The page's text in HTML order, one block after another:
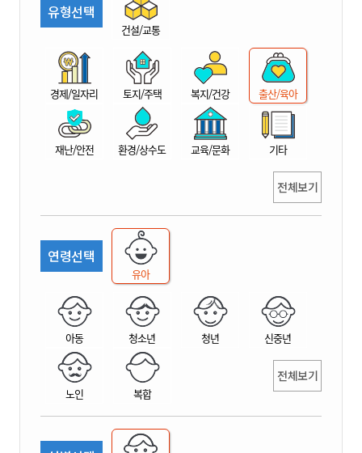
시
산
유형선택
건설/교통
경제/일자리 토지/주택 복지/건강 출산/육아
재난/안전 환경/상수도 교육/문화 기타
전체보기
연령선택
유아
아동 청소년 청년 신중년
노인 복합
전체보기